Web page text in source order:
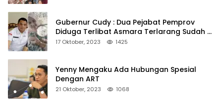
Gubernur Cudy : Dua Pejabat Pemprov
Diduga Terlibat Asmara Terlarang Sudah di
Non Job
17 Oktober, 2023 1425
Yenny Mengaku Ada Hubungan Spesial
Dengan ART
21 Oktober, 2023 1068